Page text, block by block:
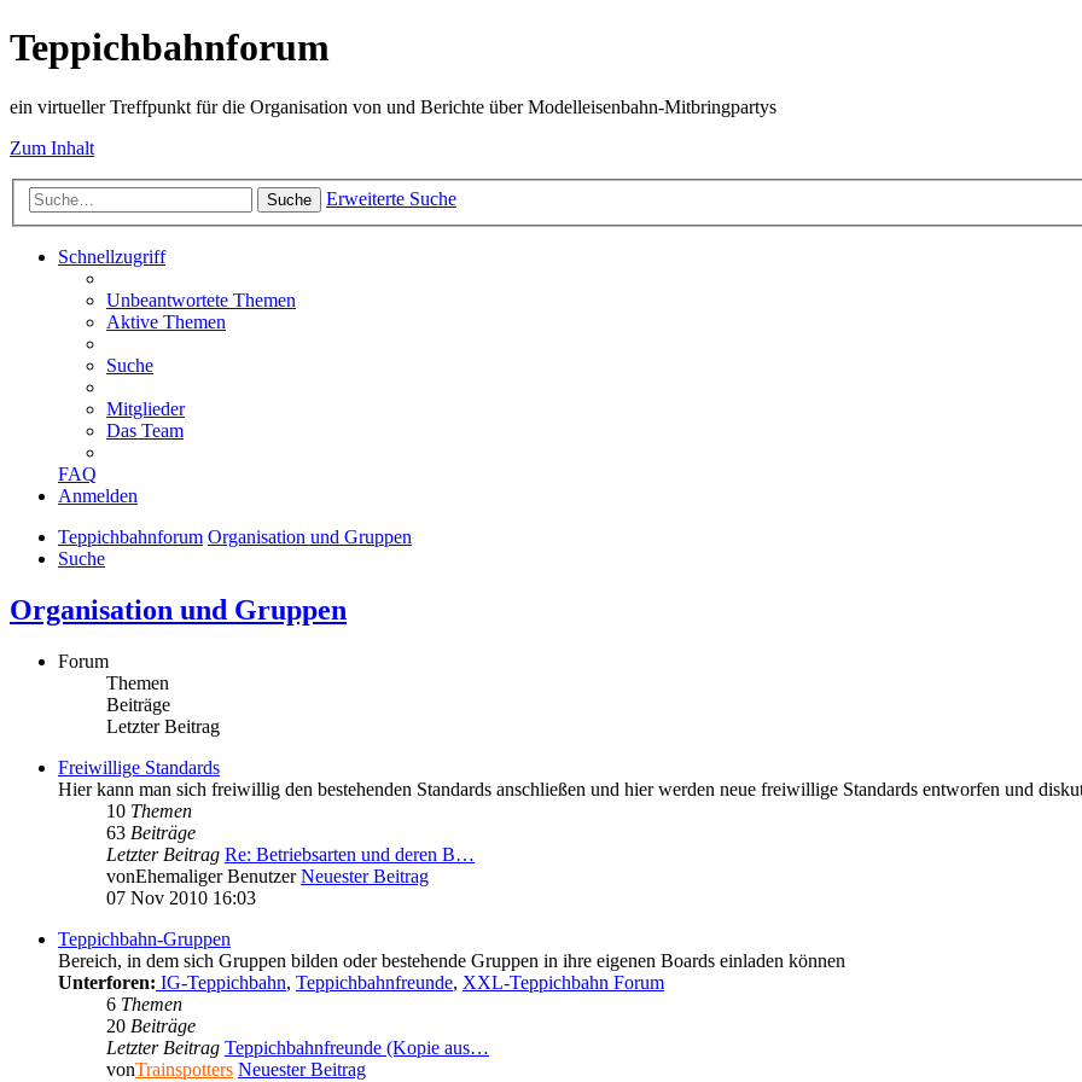
Teppichbahnforum
ein virtueller Treffpunkt für die Organisation von und Berichte über Modelleisenbahn-Mitbringpartys
Zum Inhalt
Suche Erweiterte Suche
Schnellzugriff
Unbeantwortete Themen
Aktive Themen
Suche
Mitglieder
Das Team
FAQ
Anmelden
Teppichbahnforum Organisation und Gruppen
Suche
Organisation und Gruppen
Forum
Themen
Beiträge
Letzter Beitrag
Freiwillige Standards
Hier kann man sich freiwillig den bestehenden Standards anschließen und hier werden neue freiwillige Standards entworfen und
10 Themen
63 Beiträge
Letzter Beitrag Re: Betriebsarten und deren B…
vonEhemaliger Benutzer Neuester Beitrag
07 Nov 2010 16:03
Teppichbahn-Gruppen
Bereich, in dem sich Gruppen bilden oder bestehende Gruppen in ihre eigenen Boards einladen können
Unterforen: IG-Teppichbahn, Teppichbahnfreunde, XXL-Teppichbahn Forum
6 Themen
20 Beiträge
Letzter Beitrag Teppichbahnfreunde (Kopie aus…
vonTrainspotters Neuester Beitrag